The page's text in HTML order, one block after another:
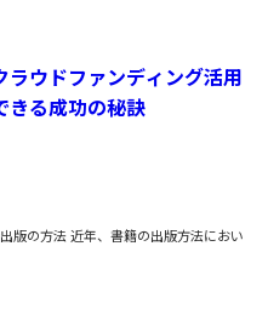
ウドファンディング活用
きる成功の秘訣
版の方法 近年、書籍の出版方法におい